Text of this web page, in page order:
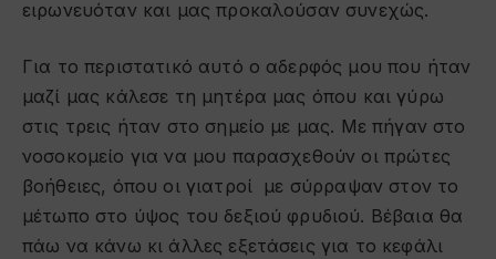
ειρωνευόταν και μας προκαλούσαν συνεχώς.
Για το περιστατικό αυτό ο αδερφός μου που ήταν
μαζί μας κάλεσε τη μητέρα μας όπου και γύρω
στις τρεις ήταν στο σημείο με μας. Με πήγαν στο
νοσοκομείο για να μου παρασχεθούν οι πρώτες
βοήθειες, όπου οι γιατροί με σύρραψαν στον το
μέτωπο στο ύψος του δεξιού φρυδιού. Βέβαια θα
πάω να κάνω κι άλλες εξετάσεις για το κεφάλι